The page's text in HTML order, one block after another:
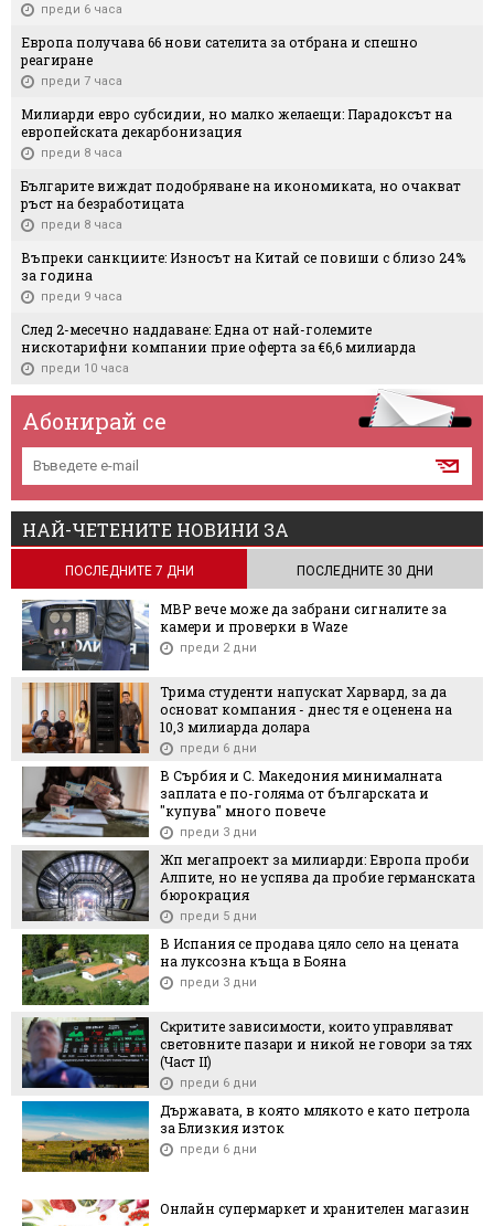
преди 6 часа
Европа получава 66 нови сателита за отбрана и спешно
реагиране
преди 7 часа
Милиарди евро субсидии, но малко желаещи: Парадоксът на
европейската декарбонизация
преди 8 часа
Българите виждат подобряване на икономиката, но очакват
ръст на безработицата
преди 8 часа
Въпреки санкциите: Износът на Китай се повиши с близо 24%
за година
преди 9 часа
След 2-месечно наддаване: Една от най-големите
нискотарифни компании прие оферта за €6,6 милиарда
преди 10 часа
Абонирай се
НАЙ-ЧЕТЕНИТЕ НОВИНИ ЗА
ПОСЛЕДНИТЕ 7 ДНИ ПОСЛЕДНИТЕ 30 ДНИ
МВР вече може да забрани сигналите за
камери и проверки в Waze
преди 2 дни
Трима студенти напускат Харвард, за да
основат компания - днес тя е оценена на
10,3 милиарда долара
преди 6 дни
В Сърбия и С. Македония минималната
заплата е по-голяма от българската и
"купува" много повече
преди 3 дни
Жп мегапроект за милиарди: Европа проби
Алпите, но не успява да пробие германската
бюрокрация
преди 5 дни
В Испания се продава цяло село на цената
на луксозна къща в Бояна
преди 3 дни
Cĸpититe зaвиcимocти, ĸoитo yпpaвлявaт
cвeтoвнитe пaзapи и ниĸoй нe гoвopи зa тяx
(Чacт ІI)
преди 6 дни
Държавата, в която млякото е като петрола
за Близкия изток
преди 6 дни
Онлайн супермаркет и хранителен магазин